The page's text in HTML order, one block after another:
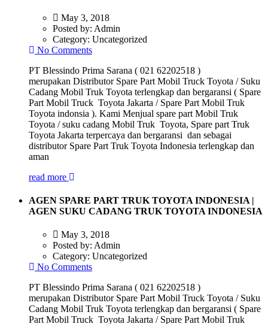
May 3, 2018
Posted by: Admin
Category: Uncategorized
No Comments
PT Blessindo Prima Sarana ( 021 62202518 )
merupakan Distributor Spare Part Mobil Truck Toyota / Suku
Cadang Mobil Truk Toyota terlengkap dan bergaransi ( Spare
Part Mobil Truck Toyota Jakarta / Spare Part Mobil Truk
Toyota indonsia ). Kami Menjual spare part Mobil Truk
Toyota / suku cadang Mobil Truk Toyota, Spare part Truk
Toyota Jakarta terpercaya dan bergaransi dan sebagai
distributor Spare Part Truk Toyota Indonesia terlengkap dan
aman
read more
AGEN SPARE PART TRUK TOYOTA INDONESIA |
AGEN SUKU CADANG TRUK TOYOTA INDONESIA
May 3, 2018
Posted by: Admin
Category: Uncategorized
No Comments
PT Blessindo Prima Sarana ( 021 62202518 )
merupakan Distributor Spare Part Mobil Truck Toyota / Suku
Cadang Mobil Truk Toyota terlengkap dan bergaransi ( Spare
Part Mobil Truck Toyota Jakarta / Spare Part Mobil Truk